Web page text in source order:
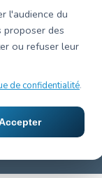
l'audience du
proposer des
ou refuser leur
de confidentialité.